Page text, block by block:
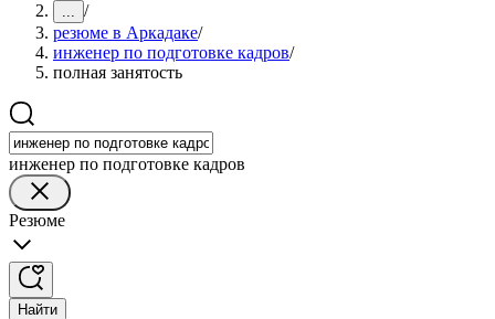
... /
резюме в Аркадаке/
инженер по подготовке кадров/
полная занятость
инженер по подготовке кадров
Резюме
Найти